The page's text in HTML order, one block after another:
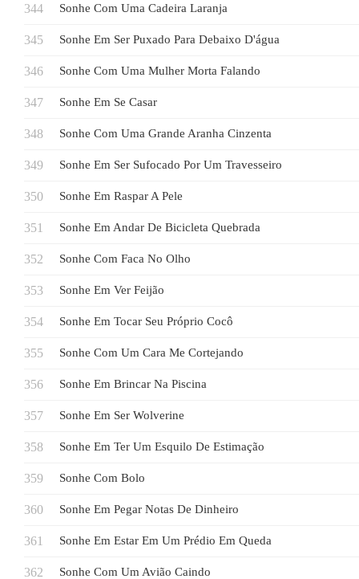
Sonhe Com Uma Cadeira Laranja
Sonhe Em Ser Puxado Para Debaixo D'água
Sonhe Com Uma Mulher Morta Falando
Sonhe Em Se Casar
Sonhe Com Uma Grande Aranha Cinzenta
Sonhe Em Ser Sufocado Por Um Travesseiro
Sonhe Em Raspar A Pele
Sonhe Em Andar De Bicicleta Quebrada
Sonhe Com Faca No Olho
Sonhe Em Ver Feijão
Sonhe Em Tocar Seu Próprio Cocô
Sonhe Com Um Cara Me Cortejando
Sonhe Em Brincar Na Piscina
Sonhe Em Ser Wolverine
Sonhe Em Ter Um Esquilo De Estimação
Sonhe Com Bolo
Sonhe Em Pegar Notas De Dinheiro
Sonhe Em Estar Em Um Prédio Em Queda
Sonhe Com Um Avião Caindo